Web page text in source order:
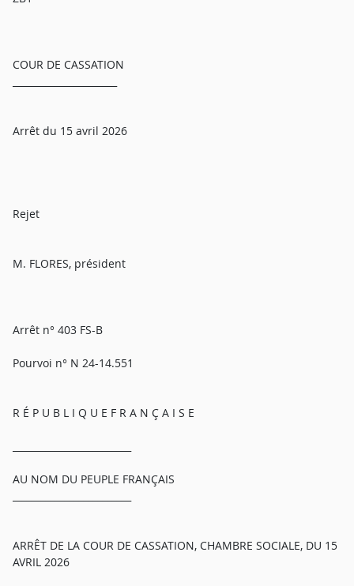
COUR DE CASSATION
Arrêt du 15 avril 2026
Rejet
M. FLORES, président
Arrêt n° 403 FS-B
Pourvoi n° N 24-14.551
R É P U B L I Q U E F R A N Ç A I S E
AU NOM DU PEUPLE FRANÇAIS
ARRÊT DE LA COUR DE CASSATION, CHAMBRE SOCIALE, DU 15
AVRIL 2026